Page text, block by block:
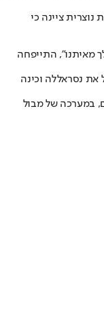
נוצרית ציינה כי
מאיתנו", התייפחה
את נסראללה וכינה
במערכה של מבול